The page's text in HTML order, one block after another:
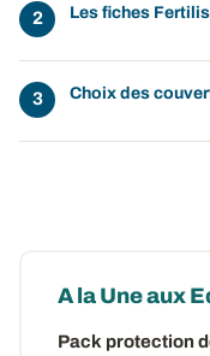
Les fiches
Choix des
A la Une aux
Pack protection